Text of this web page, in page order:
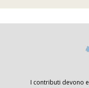
I contributi devono